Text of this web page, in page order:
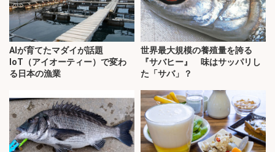
AIが育てたマダイが話題
IoT（アイオーティー）で変わ
る日本の漁業
世界最大規模の養殖量を誇る
『サバヒー』 味はサッパリし
た「サバ」？